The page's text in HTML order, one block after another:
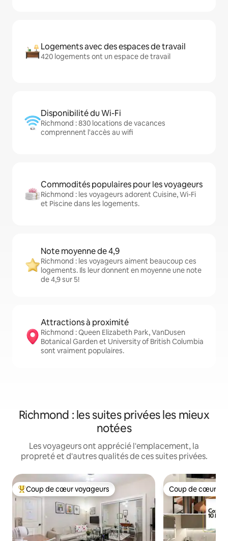
Logements avec des espaces de travail
420 logements ont un espace de travail
Disponibilité du Wi-Fi
Richmond : 830 locations de vacances
comprennent l'accès au wifi
Commodités populaires pour les voyageurs
Richmond : les voyageurs adorent Cuisine, Wi-Fi
et Piscine dans les logements.
Note moyenne de 4,9
Richmond : les voyageurs aiment beaucoup ces
logements. Ils leur donnent en moyenne une note
de 4,9 sur 5!
Attractions à proximité
Richmond : Queen Elizabeth Park, VanDusen
Botanical Garden et University of British Columbia
sont vraiment populaires.
Richmond : les suites privées les mieux
notées
Les voyageurs ont apprécié l'emplacement, la
propreté et d'autres qualités de ces suites privées.
Coup de cœur voyageurs parmi les plus aimés
Coup de cœur voyageurs Coup de cœur
Coup de cœur